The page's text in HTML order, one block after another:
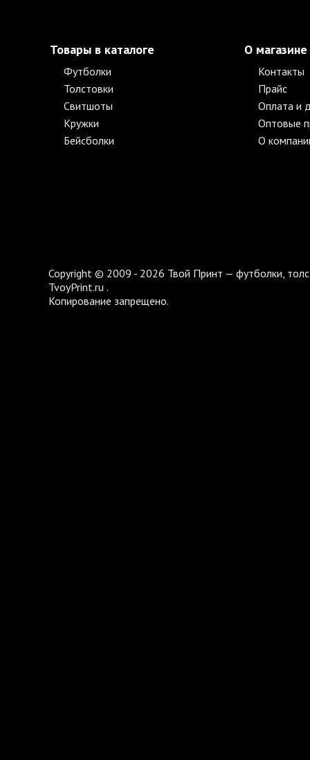
Товары в каталоге
Футболки
Толстовки
Свитшоты
Кружки
Бейсболки
О магазине
Контакты
Прайс
Оплата и
Оптовые
О
Copyright © 2009 - 2026 Твой Принт — футболки,
TvoyPrint.ru .
Копирование запрещено.